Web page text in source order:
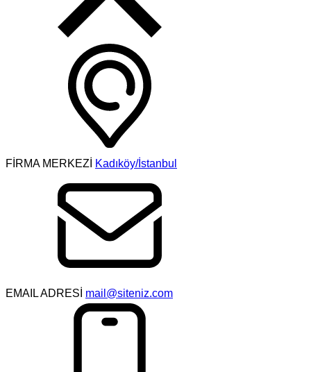
FİRMA MERKEZİ Kadıköy/İstanbul
EMAIL ADRESİ mail@siteniz.com